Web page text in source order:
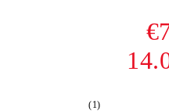
(1)